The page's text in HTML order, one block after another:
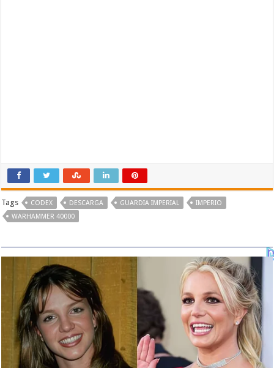
Tags CODEX DESCARGA GUARDIA IMPERIAL
IMPERIO
WARHAMMER 40000